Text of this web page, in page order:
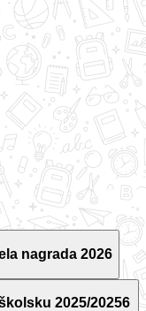
nagrada 2026
2025/20256